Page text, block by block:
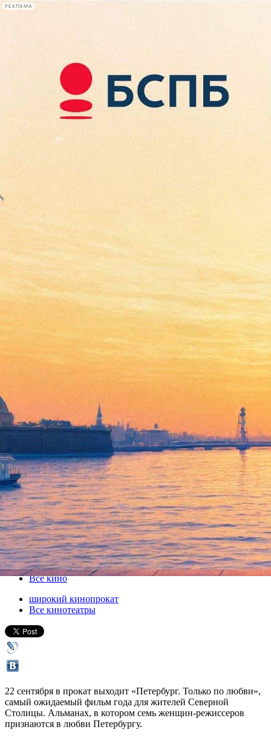
РЕКЛАМА
Сегодня:
2026.08.09
16:46
Афиша Plus
Женщины признаются в
любви Петербургу
22 сентября 2016, четверг-05 октября 2016, среда
Версия для печати
Все кино
широкий кинопрокат
Все кинотеатры
22 сентября в прокат выходит «Петербург. Только по любви»,
самый ожидаемый фильм года для жителей Северной
Столицы. Альманах, в котором семь женщин-режиссеров
признаются в любви Петербургу.